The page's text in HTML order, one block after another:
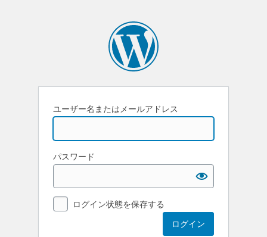
ユーザー名またはメールアドレス
パスワード
ログイン状態を保存する